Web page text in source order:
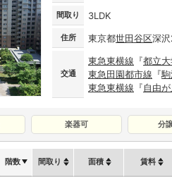
間取り 3LDK
住所 東京都世田谷区深
交通
東急東横線 『都立
東急田園都市線 『
東急東横線 『自由
楽器可 分
階数 間取り 面積 賃料